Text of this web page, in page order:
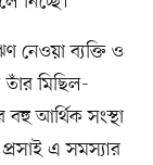
নেওয়া ব্যক্তি ও
মিছিল-
আর্থিক সংস্থা
এ সমস্যার